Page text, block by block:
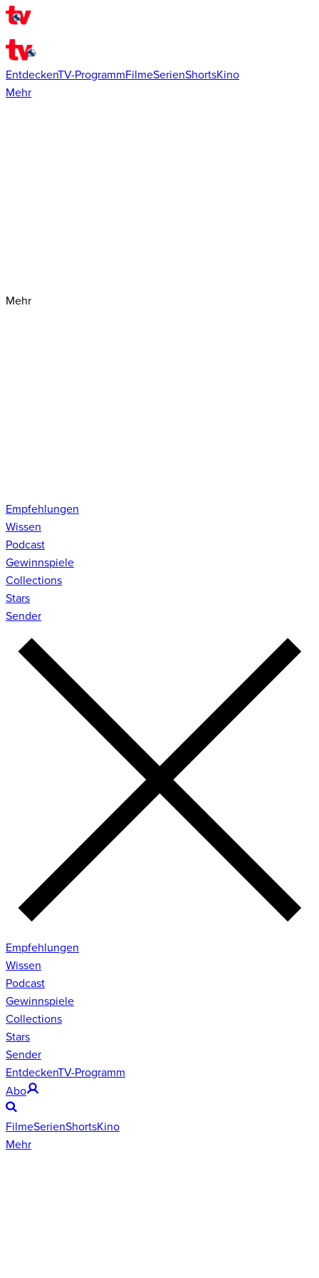
EntdeckenTV-ProgrammFilmeSerienShortsKino
Mehr
Mehr
Empfehlungen
Wissen
Podcast
Gewinnspiele
Collections
Stars
Sender
Empfehlungen
Wissen
Podcast
Gewinnspiele
Collections
Stars
Sender
EntdeckenTV-Programm
Abo
FilmeSerienShortsKino
Mehr